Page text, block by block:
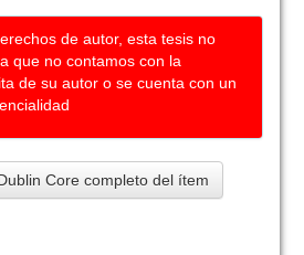
de autor, esta tesis no
que no contamos con la
de su autor o se cuenta con un
Core completo del ítem